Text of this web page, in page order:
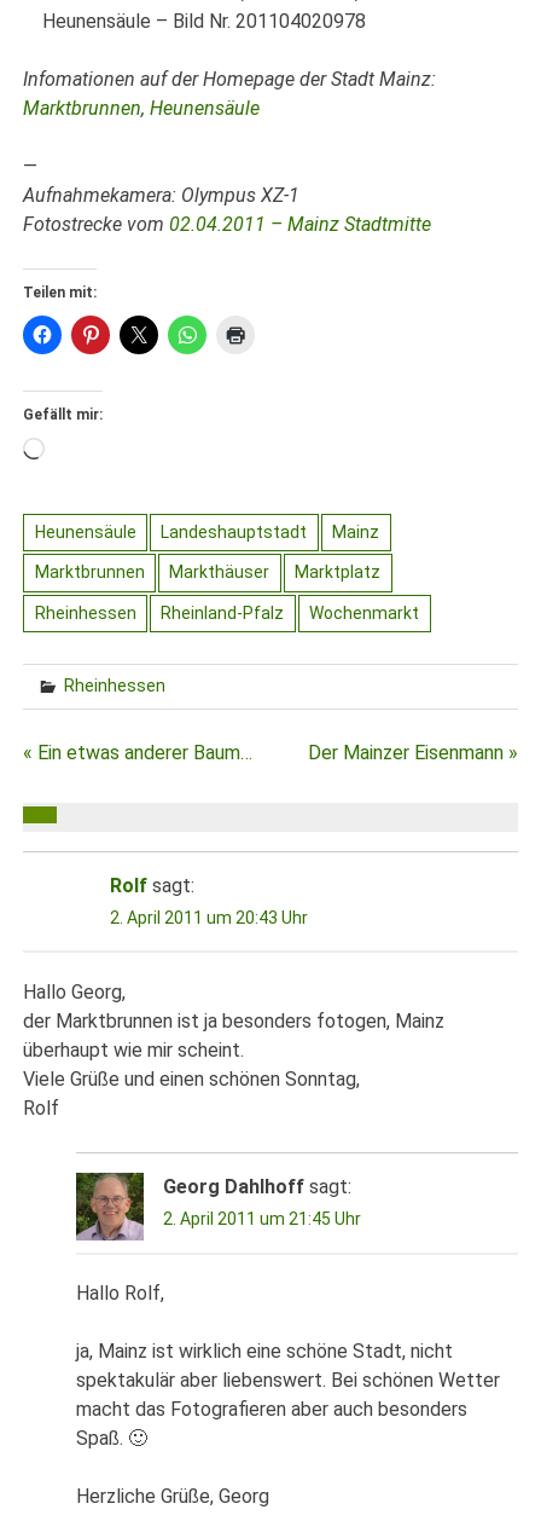
Heunensäule – Bild Nr. 201104020978
Infomationen auf der Homepage der Stadt Mainz:
Marktbrunnen,Heunensäule
—
Aufnahmekamera: Olympus XZ-1
Fotostrecke vom02.04.2011 – Mainz Stadtmitte
Teilen mit:
Gefällt mir:
Wird
Heunensäule Landeshauptstadt Mainz
Marktbrunnen Markthäuser Marktplatz
Rheinhessen Rheinland-Pfalz Wochenmarkt
Rheinhessen
Beitragsnavigation
« Ein etwas anderer Baum… Der Mainzer Eisenmann »
Rolf sagt:
2. April 2011 um 20:43 Uhr
Hallo Georg,
der Marktbrunnen ist ja besonders fotogen, Mainz
überhaupt wie mir scheint.
Viele Grüße und einen schönen Sonntag,
Rolf
Georg Dahlhoff sagt:
2. April 2011 um 21:45 Uhr
Hallo Rolf,
ja, Mainz ist wirklich eine schöne Stadt, nicht
spektakulär aber liebenswert. Bei schönen Wetter
macht das Fotografieren aber auch besonders
Spaß. 🙂
Herzliche Grüße, Georg